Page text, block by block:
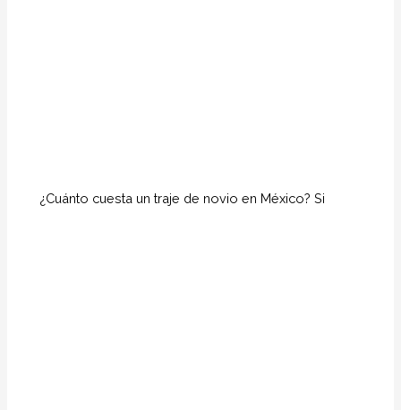
¿Cuánto cuesta un traje de novio en México? Si